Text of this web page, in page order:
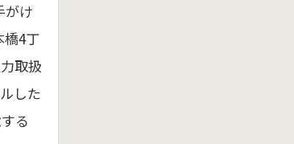
がけ
橋4丁
取扱
した
る